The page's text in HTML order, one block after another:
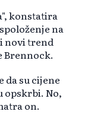
konstatira
na
novi trend
Brennock.
da su cijene
opskrbi. No,
on.